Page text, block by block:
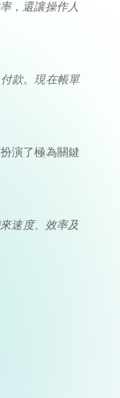
，還讓操作人
款。現在帳單
演了極為關鍵
速度、效率及